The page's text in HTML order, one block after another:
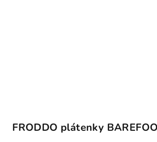
FRODDO plátenky